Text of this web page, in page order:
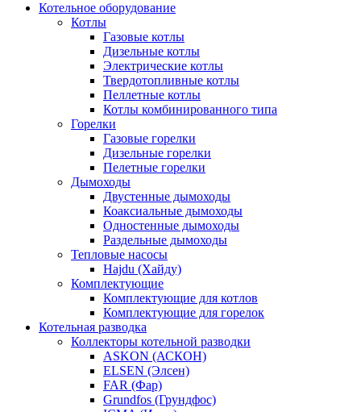
Котельное оборудование
Котлы
Газовые котлы
Дизельные котлы
Электрические котлы
Твердотопливные котлы
Пеллетные котлы
Котлы комбинированного типа
Горелки
Газовые горелки
Дизельные горелки
Пелетные горелки
Дымоходы
Двустенные дымоходы
Коаксиальные дымоходы
Одностенные дымоходы
Раздельные дымоходы
Тепловые насосы
Hajdu (Хайду)
Комплектующие
Комплектующие для котлов
Комплектующие для горелок
Котельная разводка
Коллекторы котельной разводки
ASKON (АСКОН)
ELSEN (Элсен)
FAR (Фар)
Grundfos (Грундфос)